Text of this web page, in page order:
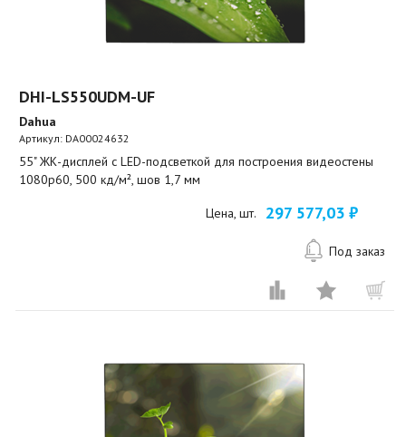
DHI-LS550UDM-UF
Dahua
Артикул: DA00024632
55" ЖК-дисплей с LED-подсветкой для построения видеостены
1080p60, 500 кд/м², шов 1,7 мм
Цена, шт. 297 577,03 ₽
Под заказ